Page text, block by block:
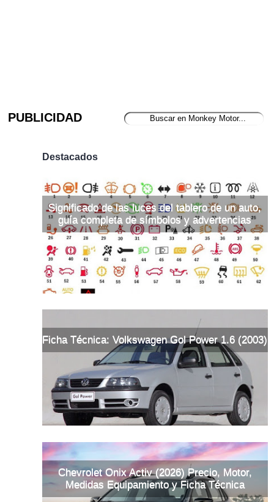
PUBLICIDAD
Destacados
Significado de las luces del tablero de un auto,
guía completa de símbolos y advertencias
Ficha Técnica: Volkswagen Gol Power 1.6 (2003)
Chevrolet Onix Activ (2026) Precio, Motor,
Medidas Equipamiento y Ficha Técnica